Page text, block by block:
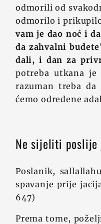
odmorili od
odmorilo i
vam je dao noć i
da zahvalni
dali, i dan za
potreba utkana
razuman treba da
ćemo određene
Ne sijeliti
Poslanik,
spavanje prije
647)
Prema tome,